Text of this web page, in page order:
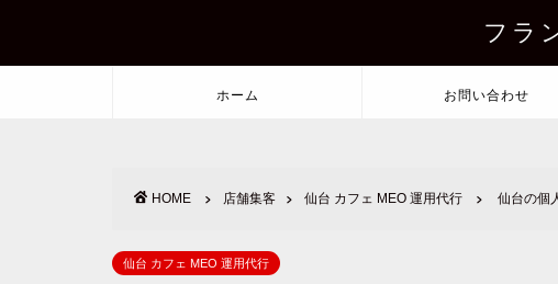
フラ
ホーム お問い合わせ
HOME 店舗集客 仙台 カフェ MEO 運用代行 仙台の個
仙台 カフェ MEO 運用代行